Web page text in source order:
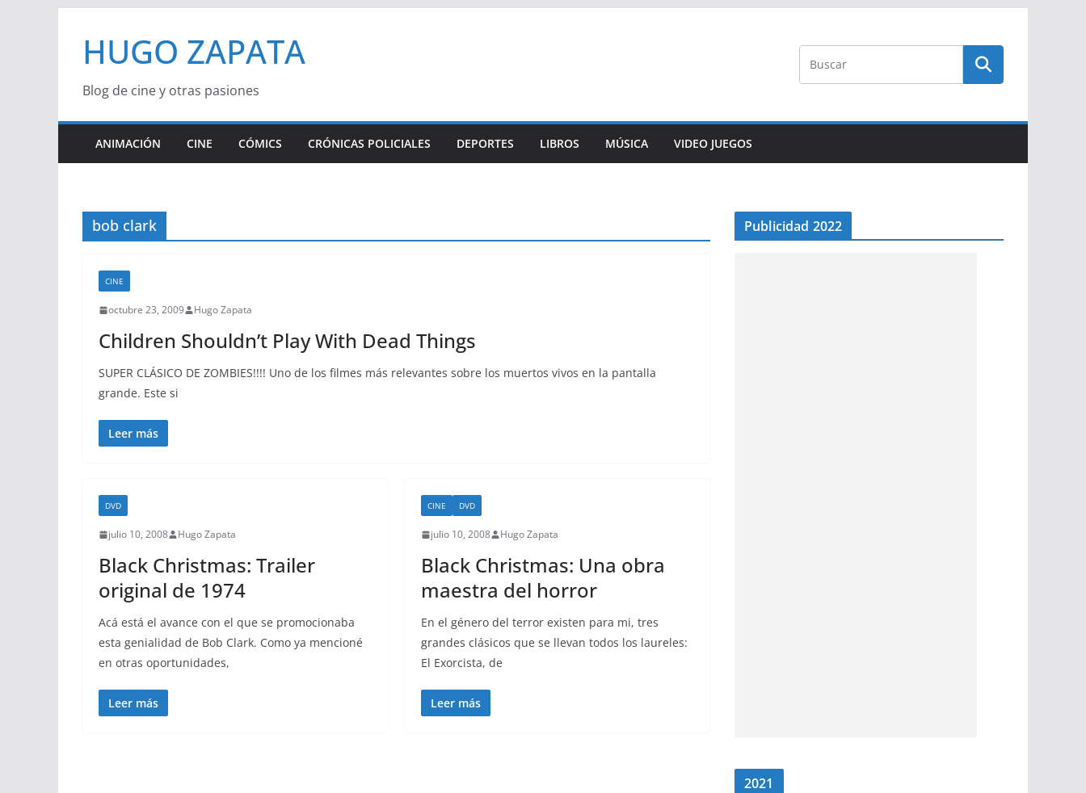
contenido
HUGO ZAPATA
Blog de cine y otras pasiones
ANIMACIÓN CINE CÓMICS CRÓNICAS POLICIALES DEPORTES LIBROS MÚSICA VIDEO JUEGOS
bob clark
CINE
octubre 23, 2009 Hugo Zapata
Children Shouldn’t Play With Dead Things
SUPER CLÁSICO DE ZOMBIES!!!! Uno de los filmes más relevantes sobre los muertos vivos en la pantalla
grande. Este si
Leer más
DVD
julio 10, 2008 Hugo Zapata
Black Christmas: Trailer
original de 1974
Acá está el avance con el que se promocionaba
esta genialidad de Bob Clark. Como ya mencioné
en otras oportunidades,
Leer más
CINE DVD
julio 10, 2008 Hugo Zapata
Black Christmas: Una obra
maestra del horror
En el género del terror existen para mi, tres
grandes clásicos que se llevan todos los laureles:
El Exorcista, de
Leer más
Publicidad 2022
2021